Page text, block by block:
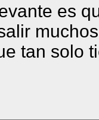
es
tan solo